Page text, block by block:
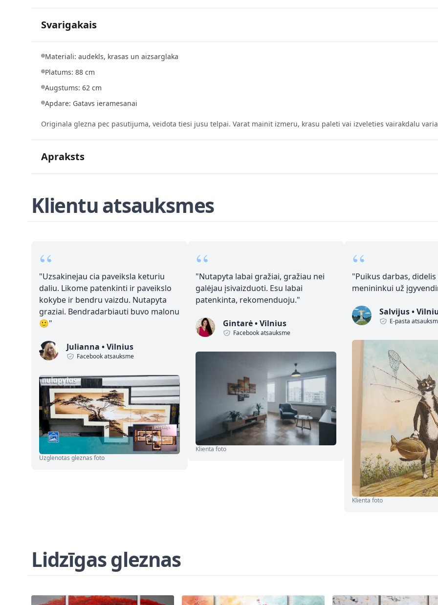
Svarigakais
Materiali: audekls, krasas un aizsarglaka
Platums: 88 cm
Augstums: 62 cm
Apdare: Gatavs ieramesanai
Originala glezna pec pasutijuma, veidota tiesi jusu telpai. Varat mainit izmeru, krasu paleti vai izveleties vairakdalu
Apraksts
Klientu atsauksmes
“
"Uzsakinejau cia paveiksla keturiu
daliu. Likome patenkinti ir paveikslo
kokybe ir bendru vaizdu. Nutapyta
graziai. Bendradarbiauti buvo malonu
🙂"
Julianna •Vilnius
Facebook atsauksme
Uzglenotas gleznas foto
“
"Nutapyta labai gražiai, gražiau nei
galėjau įsivaizduoti. Esu labai
patenkinta, rekomenduoju."
Gintarė•Vilnius
Facebook atsauksme
Klienta foto
“
"Puikus darbas, didelis
menininkui už
Salvijus•
E-pasta
Klienta foto
Lidzīgas gleznas